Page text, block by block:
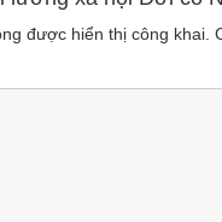
được hiển thị công khai.